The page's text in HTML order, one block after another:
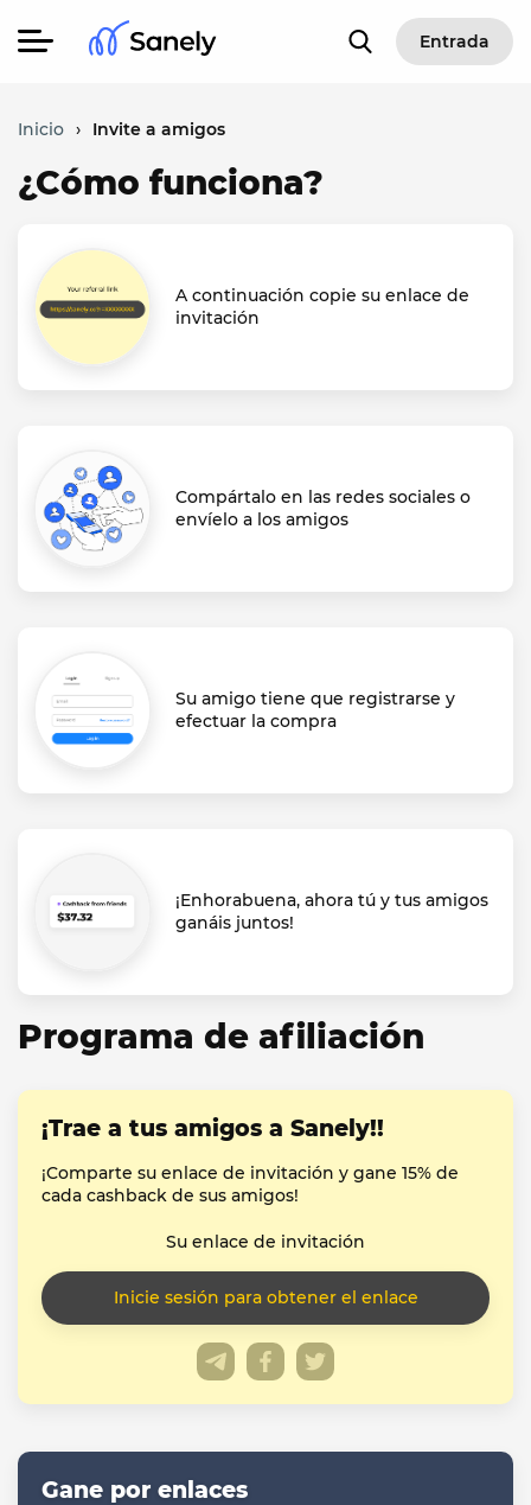
Entrada
Inicio › Invite a amigos
¿Cómo funciona?
A continuación copie su enlace de
invitación
Compártalo en las redes sociales o
envíelo a los amigos
Su amigo tiene que registrarse y
efectuar la compra
¡Enhorabuena, ahora tú y tus amigos
ganáis juntos!
Programa de afiliación
¡Trae a tus amigos a Sanely!!
¡Comparte su enlace de invitación y gane 15% de
cada cashback de sus amigos!
Su enlace de invitación
Gane por enlaces